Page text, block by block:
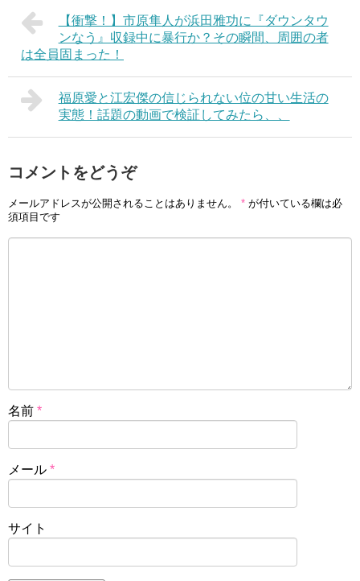
【衝撃！】市原隼人が浜田雅功に『ダウンタウ
ンなう』収録中に暴行か？その瞬間、周囲の者
は全員固まった！
福原愛と江宏傑の信じられない位の甘い生活の
実態！話題の動画で検証してみたら、、
コメントをどうぞ
メールアドレスが公開されることはありません。 * が付いている欄は必
須項目です
名前 *
メール *
サイト